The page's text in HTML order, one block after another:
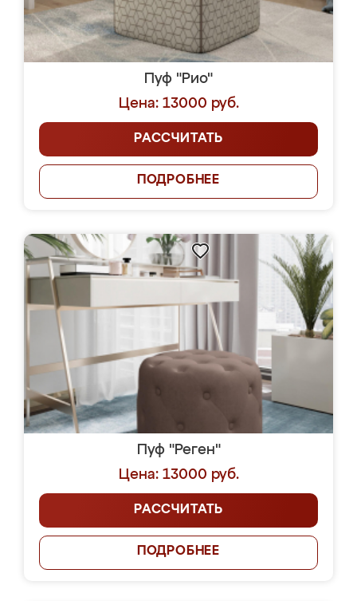
Пуф "Рио"
Цена: 13000 руб.
РАССЧИТАТЬ
ПОДРОБНЕЕ
Пуф "Реген"
Цена: 13000 руб.
РАССЧИТАТЬ
ПОДРОБНЕЕ